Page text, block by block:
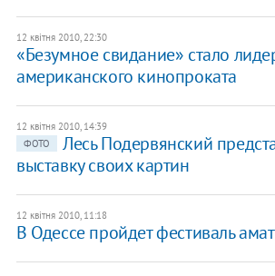
12 квітня 2010, 22:30
«Безумное свидание» стало
американского кинопроката
12 квітня 2010, 14:39
ФОТО
Лесь Подервянский
выставку своих картин
12 квітня 2010, 11:18
В Одессе пройдет фестиваль